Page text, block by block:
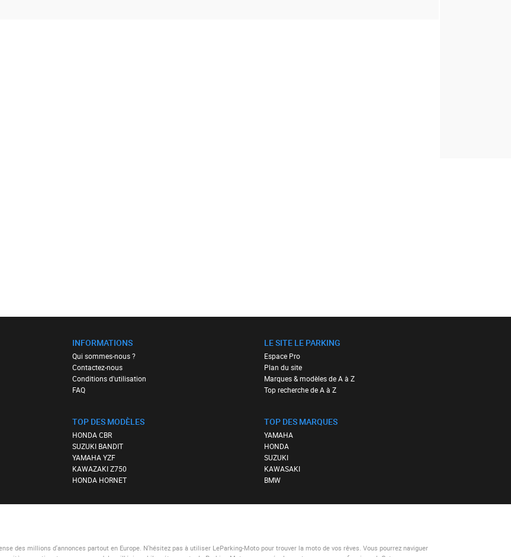
INFORMATIONS
Qui sommes-nous ?
Contactez-nous
Conditions d'utilisation
FAQ
TOP DES MODÈLES
HONDA CBR
SUZUKI BANDIT
YAMAHA YZF
KAWAZAKI Z750
HONDA HORNET
LE SITE LE PARKING
Espace Pro
Plan du site
Marques & modèles de A à Z
Top recherche de A à Z
TOP DES MARQUES
YAMAHA
HONDA
SUZUKI
KAWASAKI
BMW
des millions d'annonces partout en Europe. N'hésitez pas à utiliser LeParking-Moto pour trouver la moto de vos rêves. Vous pourrez naviguer